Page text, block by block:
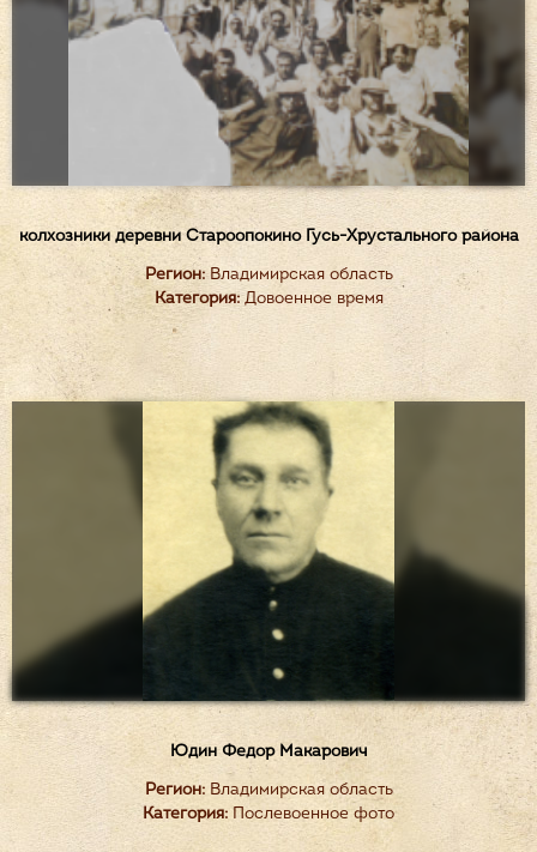
колхозники деревни Староопокино Гусь-Хрустального района
Регион:Владимирская область
Категория:Довоенное время
Юдин Федор Макарович
Регион:Владимирская область
Категория: Послевоенное фото